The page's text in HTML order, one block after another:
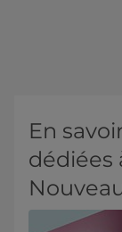
En
dédiées